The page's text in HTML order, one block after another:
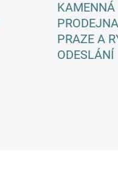
KAMENNÁ
PRAZE A
ODESLÁNÍ